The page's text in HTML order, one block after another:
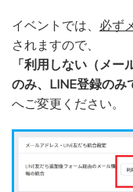
イベントでは、 必ず
されますので、
「利用しない（メ
のみ、LINE登録のみ
へご変更ください。